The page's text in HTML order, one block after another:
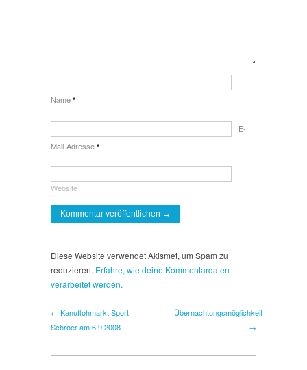
Name *
E-
Mail-Adresse *
Website
Diese Website verwendet Akismet, um Spam zu
reduzieren. Erfahre, wie deine Kommentardaten
verarbeitet werden.
← Kanuflohmarkt Sport
Schröer am 6.9.2008
Übernachtungsmöglichkeit
→